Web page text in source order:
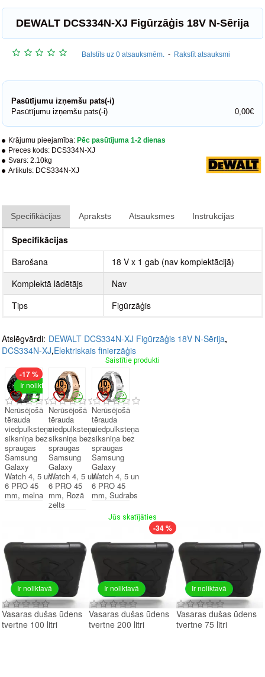
DEWALT DCS334N-XJ Figūrzāģis 18V N-Sērija
Krājumu pieejamība: Pēc pasūtījuma 1-2 dienas
Preces kods: DCS334N-XJ
Svars: 2.10kg
Artikuls: DCS334N-XJ
Balstīts uz 0 atsauksmēm. - Rakstīt atsauksmi
Pasūtījumu izņemšu pats(-i)
Pasūtījumu izņemšu pats(-i)
0,00€
Specifikācijas Apraksts Atsauksmes Instrukcijas
Specifikācijas
Barošana
18 V x 1 gab (nav komplektācijā)
Komplektā lādētājs
Nav
Tips
Figūrzāģis
Atslēgvārdi: DEWALT DCS334N-XJ Figūrzāģis 18V N-Sērija,
DCS334N-XJ,Elektriskais finierzāģis
Saistītie produkti
Ir noliktavā
-17 %
Nerūsējošā
tērauda
viedpulksteņa
siksniņa bez
spraugas
Samsung
Galaxy
Watch 4, 5 un
6 PRO 45
mm, melna
Nerūsējošā
tērauda
viedpulksteņa
siksniņa bez
spraugas
Samsung
Galaxy
Watch 4, 5 un
6 PRO 45
mm, Rozā
zelts
Nerūsējošā
tērauda
viedpulksteņa
siksniņa bez
spraugas
Samsung
Galaxy
Watch 4, 5 un
6 PRO 45
mm, Sudrabs
Jūs skatījāties
Ir noliktavā
Vasaras dušas ūdens
tvertne 100 litri
Ir noliktavā
-34 %
Vasaras dušas ūdens
tvertne 200 litri
Ir noliktavā
Vasaras dušas ūdens
tvertne 75 litri